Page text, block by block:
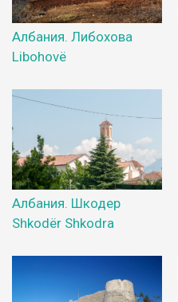
Албания. Либохова
Libohovë
Албания. Шкодер
Shkodër Shkodra